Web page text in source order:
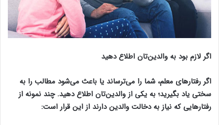
اگر لازم بود به والدین‌تان اطلاع دهید
اگر رفتار‌های معلم، شما را می‌ترساند یا باعث می‌شود مطالب را به
سختی یاد بگیرید؛ به یکی از والدین‌تان اطلاع دهید. چند نمونه از
رفتار‌هایی که نیاز به دخالت والدین دارند از این قرار است: